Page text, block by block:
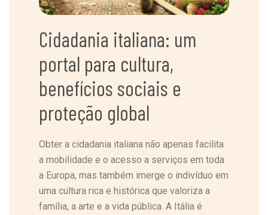
Cidadania italiana: um
portal para cultura,
benefícios sociais e
proteção global
Obter a cidadania italiana não apenas facilita
a mobilidade e o acesso a serviços em toda
a Europa, mas também imerge o indivíduo em
uma cultura rica e histórica que valoriza a
família, a arte e a vida pública. A Itália é